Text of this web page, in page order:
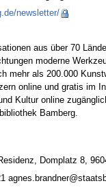
newsletter/
aus über 70
moderne
als 200.000
online und gratis im
Kultur online
Bamberg.
Domplatz 8,